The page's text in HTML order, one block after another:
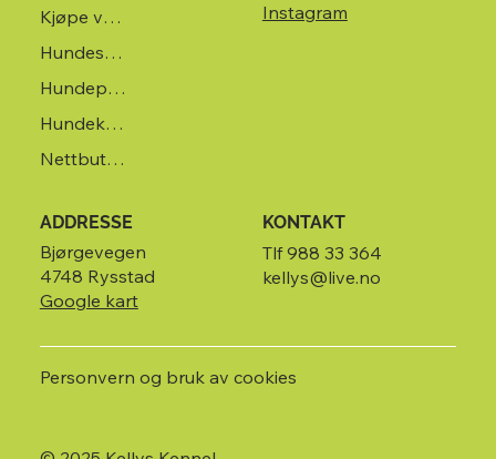
Kjøpe valp
Hundesalong
Hundepensjonat
Hundekurs
Nettbutikk
KONTAKT
Tlf 988 33 364
kellys@live.no
ADDRESSE
Bjørgevegen
4748 Rysstad
Google kart
Instagram
Personvern og bruk av cookies